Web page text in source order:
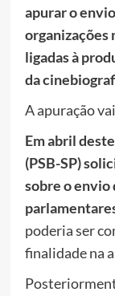
apurar o
organizações
ligadas à
da
A apuração
Em abril
(PSB-SP)
sobre o envio
poderia ser
finalidade na